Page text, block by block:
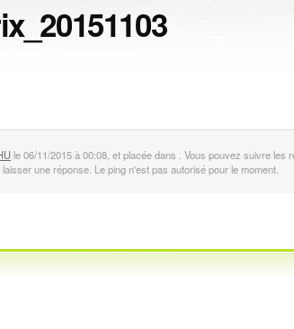
le 06/11/2015 à 00:08, et placée dans . Vous pouvez suivre les
une réponse. Le ping n'est pas autorisé pour le moment.